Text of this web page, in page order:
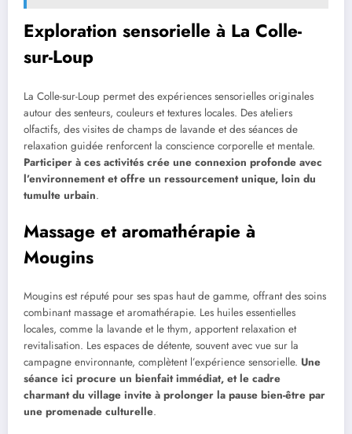
Exploration sensorielle à La Colle-
sur-Loup
La Colle-sur-Loup permet des expériences sensorielles originales
autour des senteurs, couleurs et textures locales. Des ateliers
olfactifs, des visites de champs de lavande et des séances de
relaxation guidée renforcent la conscience corporelle et mentale.
Participer à ces activités crée une connexion profonde avec
l’environnement et offre un ressourcement unique, loin du
tumulte urbain.
Massage et aromathérapie à
Mougins
Mougins est réputé pour ses spas haut de gamme, offrant des soins
combinant massage et aromathérapie. Les huiles essentielles
locales, comme la lavande et le thym, apportent relaxation et
revitalisation. Les espaces de détente, souvent avec vue sur la
campagne environnante, complètent l’expérience sensorielle. Une
séance ici procure un bienfait immédiat, et le cadre
charmant du village invite à prolonger la pause bien-être par
une promenade culturelle.